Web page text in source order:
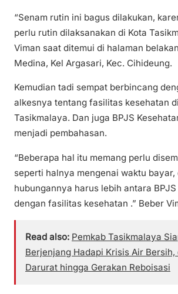
“Senam rutin ini bagus dilakukan,
perlu rutin dilaksanakan di Kota
Viman saat ditemui di halaman
Medina, Kel Argasari, Kec. Cihideung.
Kemudian tadi sempat berbincang
alkesnya tentang fasilitas kesehatan
Tasikmalaya. Dan juga BPJS
menjadi pembahasan.
“Beberapa hal itu memang perlu
seperti halnya mengenai waktu bayar,
hubungannya harus lebih antara
dengan fasilitas kesehatan .” Beber
Read also: Pemkab Tasikmalaya
Berjenjang Hadapi Krisis Air Bersih,
Darurat hingga Gerakan Reboisasi